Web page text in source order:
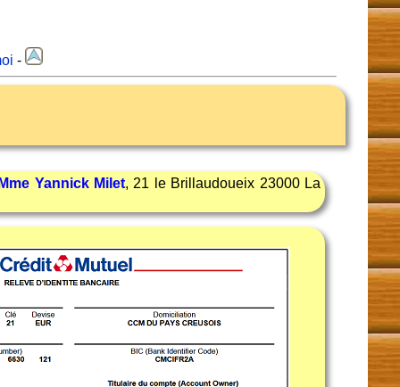
-
Yannick Milet, 21 le Brillaudoueix 23000 La